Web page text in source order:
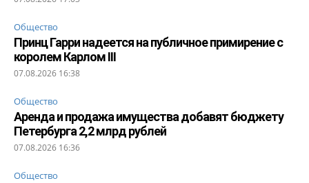
Общество
Принц Гарри надеется на публичное примирение с
королем Карлом III
07.08.2026 16:38
Общество
Аренда и продажа имущества добавят бюджету
Петербурга 2,2 млрд рублей
07.08.2026 16:36
Общество